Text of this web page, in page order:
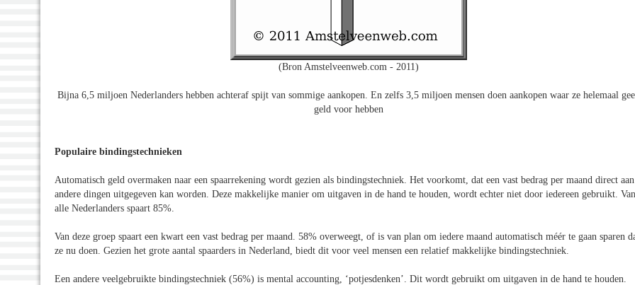
(Bron Amstelveenweb.com - 2011)
Bijna 6,5 miljoen Nederlanders hebben achteraf spijt van sommige aankopen. En zelfs 3,5 miljoen mensen doen aankopen waar ze helemaal
geld voor hebben
Populaire bindingstechnieken
Automatisch geld overmaken naar een spaarrekening wordt gezien als bindingstechniek. Het voorkomt, dat een vast bedrag per maand direct aan
andere dingen uitgegeven kan worden. Deze makkelijke manier om uitgaven in de hand te houden, wordt echter niet door iedereen gebruikt. Van
alle Nederlanders spaart 85%.
Van deze groep spaart een kwart een vast bedrag per maand. 58% overweegt, of is van plan om iedere maand automatisch méér te gaan sparen
ze nu doen. Gezien het grote aantal spaarders in Nederland, biedt dit voor veel mensen een relatief makkelijke bindingstechniek.
Een andere veelgebruikte bindingstechniek (56%) is mental accounting, ‘potjesdenken’. Dit wordt gebruikt om uitgaven in de hand te houden.